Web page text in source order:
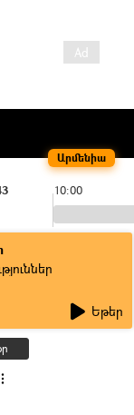
Արմենիա
10:00
Եթեր